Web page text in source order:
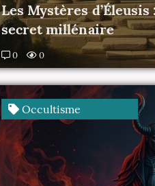
Les Mystères
secret millénaire
0 0
Occultisme